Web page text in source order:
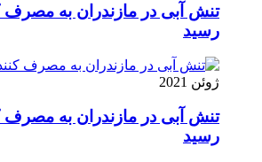
تنش آبی در مازندران به مصرف
رسيد
ژوئن 2021
تنش آبی در مازندران به مصرف
رسيد